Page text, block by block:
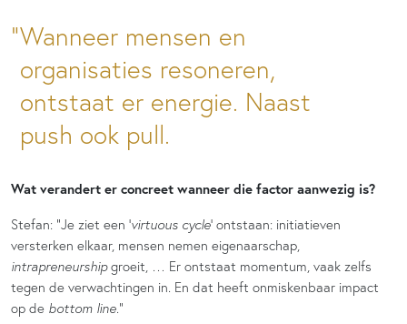
Wanneer mensen en
organisaties resoneren,
ontstaat er energie. Naast
push ook pull.
Wat verandert er concreet wanneer die factor aanwezig is?
Stefan: “Je ziet een ‘virtuous cycle’ ontstaan: initiatieven
versterken elkaar, mensen nemen eigenaarschap,
intrapreneurshipgroeit, … Er ontstaat momentum, vaak zelfs
tegen de verwachtingen in. En dat heeft onmiskenbaar impact
op de bottom line.”